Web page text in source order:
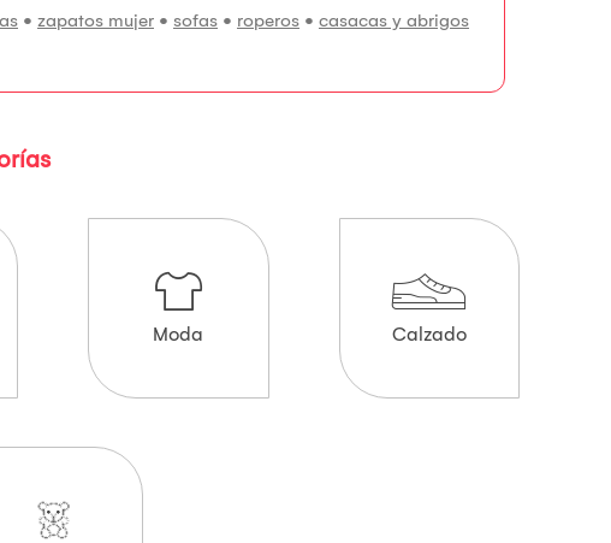
• zapatos mujer • sofas • roperos • casacas y abrigos
Moda Calzado